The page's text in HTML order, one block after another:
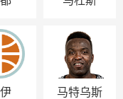
马特乌斯